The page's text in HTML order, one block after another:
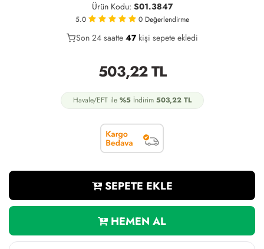
Ürün Kodu: S01.3847
5.0 0 Değerlendirme
35
Son 24 saatte 47kişi sepete ekledi
16
503,22TL
Havale/EFT ile %5İndirim 503,22TL
SEPETE EKLE
HEMEN AL